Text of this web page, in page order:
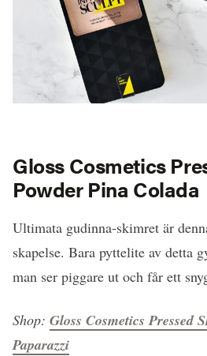
Gloss Cosmetics
Powder Pina Colada
Ultimata gudinna-skimret är
skapelse. Bara pyttelite av detta
man ser piggare ut och får ett
Shop: Gloss Cosmetics Pressed
Paparazzi